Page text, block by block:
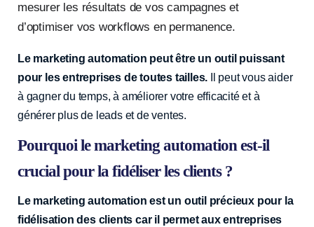
mesurer les résultats de vos campagnes et
d’optimiser vos workflows en permanence.
Le marketing automation peut être un outil puissant
pour les entreprises de toutes tailles. Il peut vous aider
à gagner du temps, à améliorer votre efficacité et à
générer plus de leads et de ventes.
Pourquoi le marketing automation est-il
crucial pour la fidéliser les clients ?
Le marketing automation est un outil précieux pour la
fidélisation des clients car il permet aux entreprises